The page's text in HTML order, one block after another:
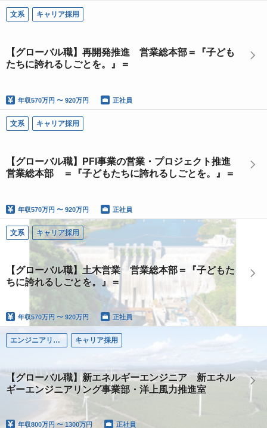
文系 キャリア採用
【グローバル職】再開発推進 営業総本部＝『子ども
たちに誇れるしごとを。』＝
年収570万円 〜 920万円 正社員
文系 キャリア採用
【グローバル職】PFI事業の営業・プロジェクト推進
営業総本部 ＝『子どもたちに誇れるしごとを。』＝
年収570万円 〜 920万円 正社員
文系 キャリア採用
【グローバル職】土木営業 営業総本部＝『子どもた
ちに誇れるしごとを。』＝
年収570万円 〜 920万円 正社員
エンジニアリング系 キャリア採用
【グローバル職】新エネルギーエンジニア 新エネル
ギーエンジニアリング事業部・洋上風力推進室
年収800万円 〜 1300万円 正社員